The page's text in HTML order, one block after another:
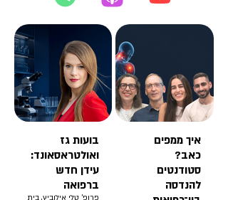
איך ממפים
כאב?
סטודנטים
להנדסה
בועות גז
ואולטראסאונד:
עידן חדש
ברפואה
פרופ' טלי אילוביץ, בית